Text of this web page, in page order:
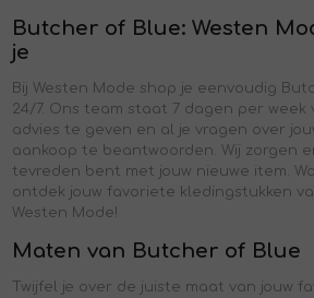
Butcher of Blue: Westen
je
Bij Westen Mode shop je eenvoudig
24/7. Ons team staat 7 dagen per week
advies te geven en al je vragen over
aankoop te beantwoorden. Wij zorgen
tevreden bent met jouw nieuwe item.
ontdek jouw favoriete kledingstukken
Westen Mode!
Maten van Butcher of Blue
Twijfel je over de juiste maat van jouw